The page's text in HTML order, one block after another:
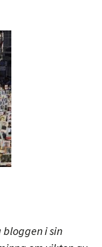
i sin